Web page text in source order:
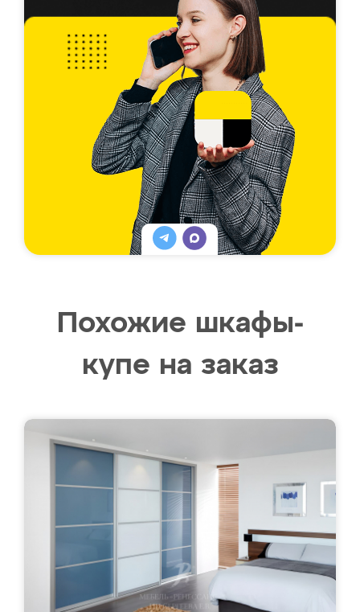
Похожие шкафы-
купе на заказ